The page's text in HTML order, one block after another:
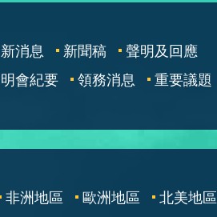
消息 新聞稿
聲明及回應
會紀要
領務消息 重要議題
非洲地區 歐洲地區
北美地區